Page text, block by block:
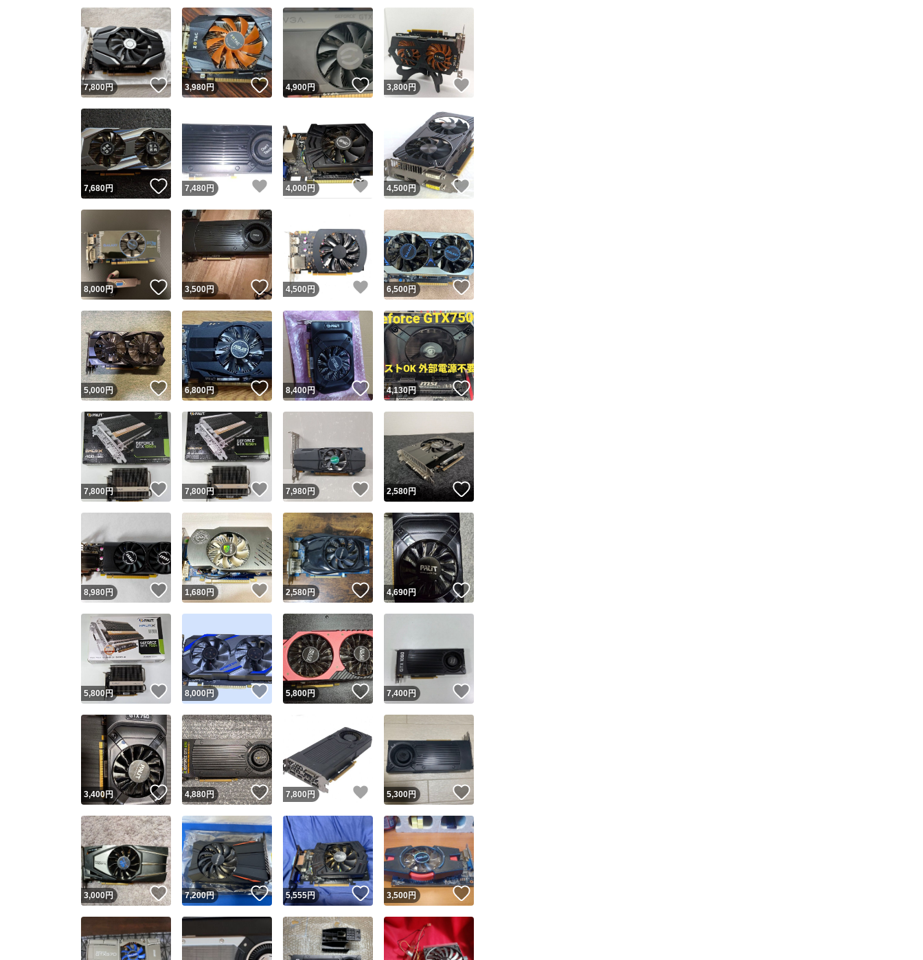
取引実績◯+ このユーザーはYahoo!フリマの取引を完了させた実績があります
他フリマ実績◯+ このユーザーは他フリマサービスでの取引実績があります
※このバッジは実績に基づく表示であり、発送を保証しているものではありません
スピード＆安心発送
このユーザーは高頻度で24時間以内＆設定した発送日数内に発送してい
ます
このユーザーは高頻度で24時間以内に発送しています
安心発送 このユーザーは設定した発送日数内に発送しています
コピーは1商品につき1回
出品ページへ
キャンセル
7,800円 いいね！
3,980円 いいね！
4,900円 いいね！
3,800円
7,680円 いいね！
7,480 円 いいね！
4,000 円 いいね！
4,500 円
8,000円 いいね！
3,500円 いいね！
4,500 円 いいね！
6,500円 いいね！
5,000円 いいね！
6,800円 いいね！
8,400円 いいね！
4,130円 いいね！
7,800円 いいね！
7,800円 いいね！
7,980円 いいね！
2,580円 いいね！
8,980 円 いいね！
1,680円 いいね！
2,580円 いいね！
4,690円 いいね！
5,800円 いいね！
8,000円 いいね！
5,800円 いいね！
7,400円
3,400円 いいね！
4,880円 いいね！
7,800 円 いいね！
5,300円
3,000円 いいね！
7,200円 いいね！
5,555円 いいね！
3,500円